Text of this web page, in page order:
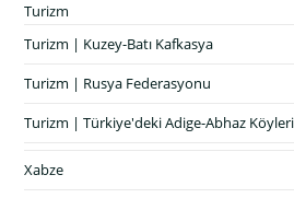
Turizm
Turizm | Kuzey-Batı Kafkasya
Turizm | Rusya Federasyonu
Turizm | Türkiye'deki Adige-Abhaz
Xabze